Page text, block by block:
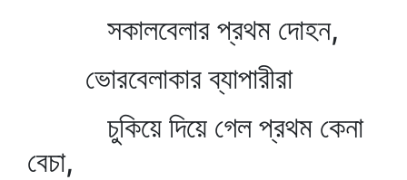
সকালবেলার প্রথম দোহন,
ভোরবেলাকার ব্যাপারীরা
চুকিয়ে দিয়ে গেল প্রথম কেনা
বেচা,